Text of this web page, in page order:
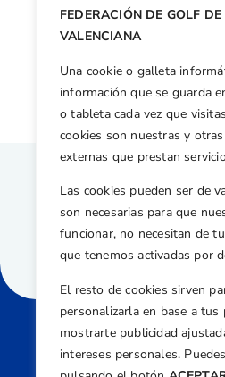
FEDERACIÓN DE GOLF
VALENCIANA
Una cookie o galleta
información que se guarda
o tableta cada vez que
cookies son nuestras y
externas que prestan
Las cookies pueden ser de
son necesarias para que
funcionar, no necesitan de
que tenemos activadas por
El resto de cookies sirven
personalizarla en base a
mostrarte publicidad
intereses personales.